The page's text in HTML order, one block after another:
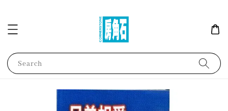
Search